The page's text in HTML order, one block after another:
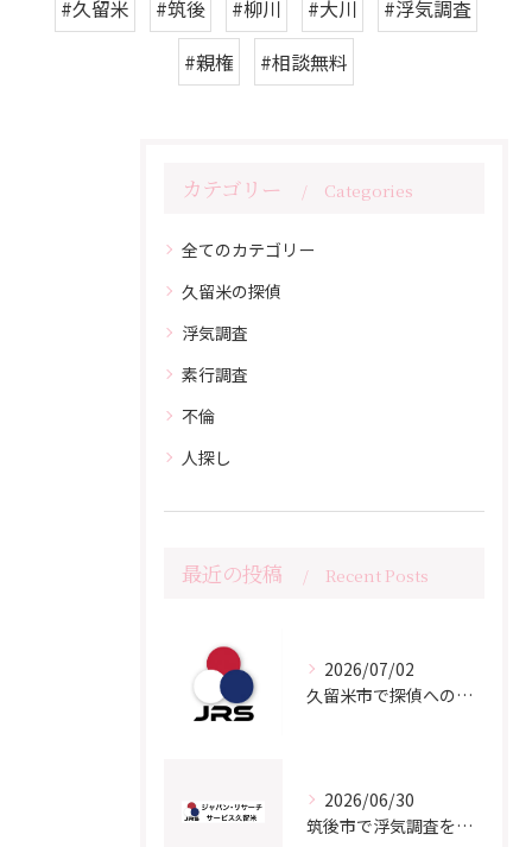
#久留米 #筑後 #柳川 #大川
#浮気調査
#親権
#相談無料
カテゴリー Categories
全てのカテゴリー
久留米の探偵
浮気調査
素行調査
不倫
人探し
最近の投稿 Recent Posts
2026/07/02
久留米市で探偵への相談をご検討の方へ
2026/06/30
筑後市で浮気調査をご検討の方へ｜よくある質問と知っておきたいポイント